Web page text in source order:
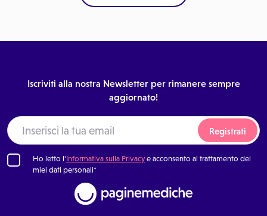
Iscriviti alla nostra Newsletter per rimanere sempre
aggiornato!
Registrati
Ho letto l'Informativa sulla Privacye acconsento al trattamento dei
miei dati personali*